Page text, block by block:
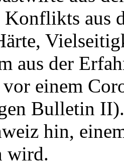
aus
aus der
einem
Bulletin
hin,
wird.